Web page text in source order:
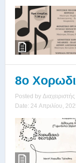
8ο
Posted by
Date: 24 Απριλίου,